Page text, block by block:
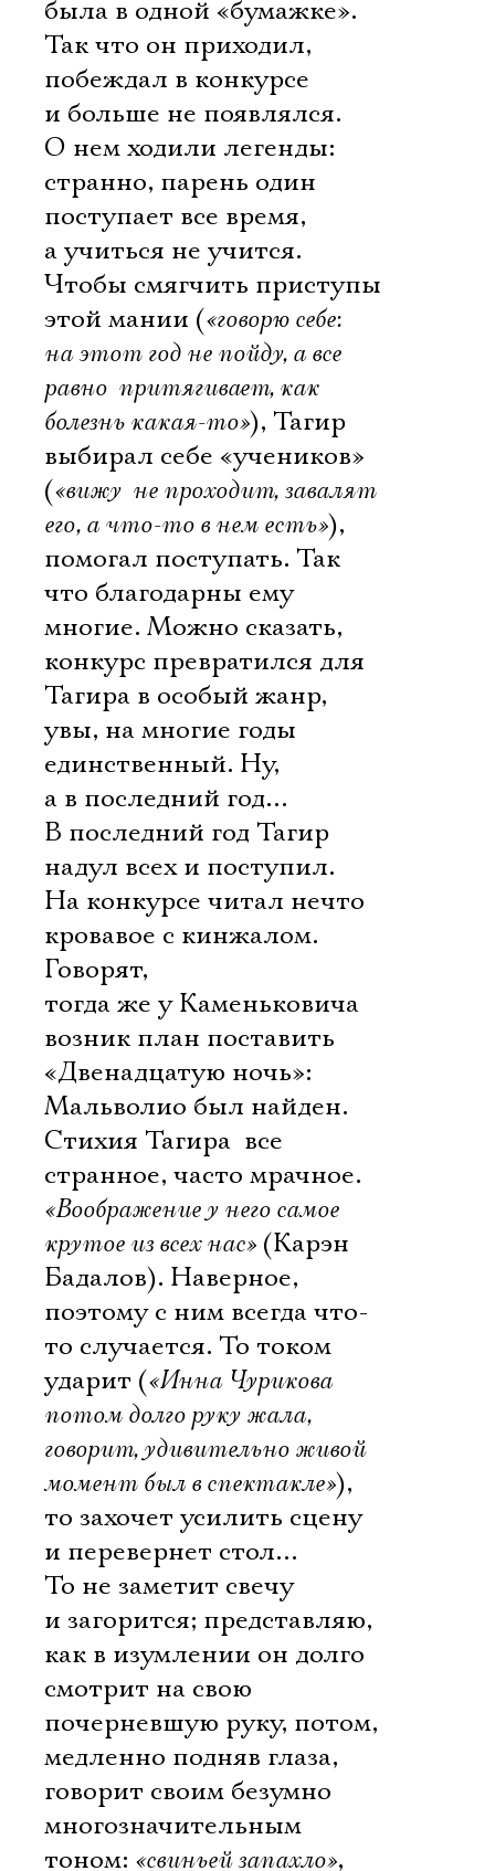
была в одной «бумажке».
Так что он приходил,
побеждал в конкурсе
и больше не появлялся.
О нем ходили легенды:
странно, парень один 
поступает все время,
а учиться не учится.
Чтобы смягчить приступы
этой мании («говорю себе:
на этот год не пойду, а все
равно  притягивает, как
болезнь какая-то»), Тагир
выбирал себе «учеников»
(«вижу  не проходит, завалят
его, а что-то в нем есть»),
помогал поступать. Так
что благодарны ему
многие. Можно сказать,
конкурс превратился для
Тагира в особый жанр,
увы, на многие годы
единственный. Ну,
а в последний год…
В последний год Тагир
надул всех и поступил.
На конкурсе читал нечто
кровавое с кинжалом.
Говорят,
тогда же у Каменьковича
возник план поставить
«Двенадцатую ночь»:
Мальволио был найден.
Стихия Тагира  все
странное, часто мрачное.
«Воображение у него самое
крутое из всех нас» (Карэн
Бадалов). Наверное,
поэтому с ним всегда что-
то случается. То током
ударит («Инна Чурикова
потом долго руку жала,
говорит, удивительно живой
момент был в спектакле»),
то захочет усилить сцену 
и перевернет стол…
То не заметит свечу
и загорится; представляю,
как в изумлении он долго
смотрит на свою
почерневшую руку, потом,
медленно подняв глаза,
говорит своим безумно
многозначительным
тоном: «свиньей запахло», 